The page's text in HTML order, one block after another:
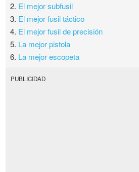
2. El mejor subfusil
3. El mejor fusil táctico
4. El mejor fusil de precisión
5. La mejor pistola
6. La mejor escopeta
PUBLICIDAD